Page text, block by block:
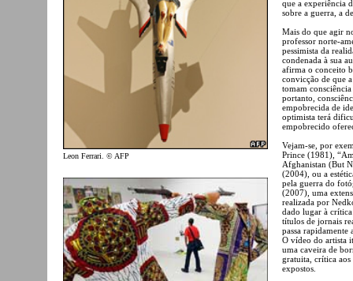
Leon Ferrari. © AFP
que a experiência
sobre a guerra, a
Mais do que agir
professor norte-
pessimista da
condenada à sua
afirma o conceito
convicção de que
tomam
portanto,
empobrecida de
optimista terá
empobrecido
Vejam-se, por
Prince (1981),
Afghanistan (But
(2004), ou a
pela guerra do
(2007), uma
realizada por
dado lugar à
títulos de jornais
passa
O vídeo do artista
uma caveira de
gratuita, crítica aos
expostos.